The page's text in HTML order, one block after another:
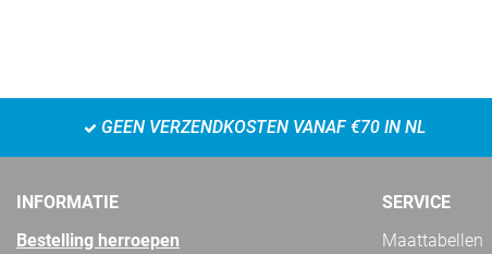
GEEN VERZENDKOSTEN VANAF €70 IN NL
INFORMATIE
Bestelling herroepen
SERVICE
Maattabellen